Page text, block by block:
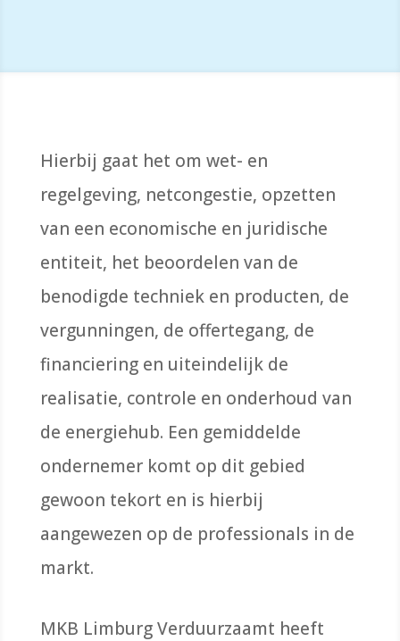
Hierbij gaat het om wet- en
regelgeving, netcongestie, opzetten
van een economische en juridische
entiteit, het beoordelen van de
benodigde techniek en producten, de
vergunningen, de offertegang, de
financiering en uiteindelijk de
realisatie, controle en onderhoud van
de energiehub. Een gemiddelde
ondernemer komt op dit gebied
gewoon tekort en is hierbij
aangewezen op de professionals in de
markt.
MKB Limburg Verduurzaamt heeft